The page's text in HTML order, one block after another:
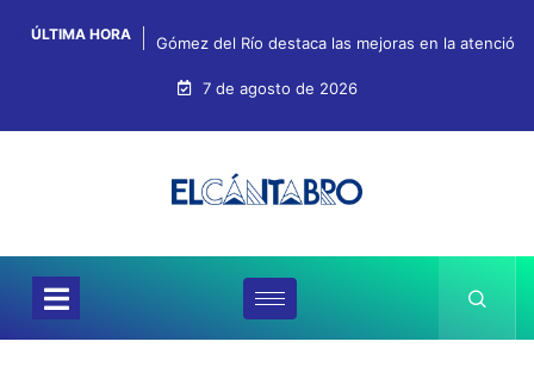
ÚLTIMA HORA Gómez del Río destaca las mejoras en la
7 de agosto de 2026